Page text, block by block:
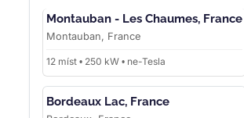
Montauban - Les Chaumes, France
Montauban, France
12 míst • 250 kW • ne-Tesla
Bordeaux Lac, France